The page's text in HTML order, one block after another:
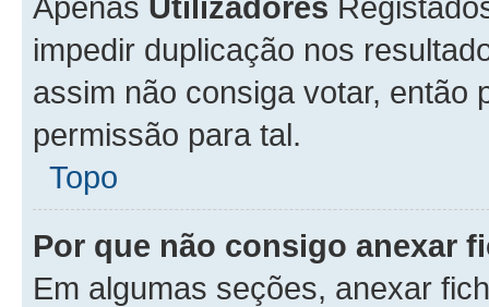
impedir duplicação nos
assim não consiga votar, então
permissão para tal.
Topo
Por que não consigo anexar
Em algumas seções, anexar